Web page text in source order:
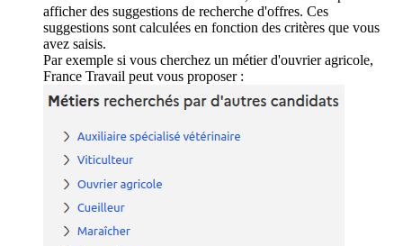
afficher des suggestions de recherche d'offres. Ces
suggestions sont calculées en fonction des critères que vous
avez saisis.
Par exemple si vous cherchez un métier d'ouvrier agricole,
France Travail peut vous proposer :